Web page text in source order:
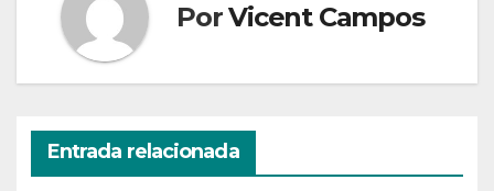
PorVicent Campos
Entrada relacionada